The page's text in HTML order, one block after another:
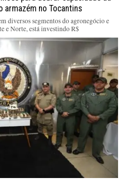
armazém no Tocantins
diversos segmentos do agronegócio e
e Norte, está investindo R$